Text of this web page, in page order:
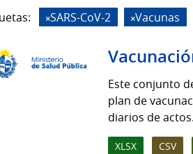
SARS-CoV-2 Vacunas
Este conjunto
plan de
diarios de
XLSX CSV